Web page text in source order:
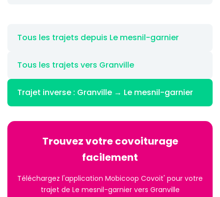
Tous les trajets depuis Le mesnil-garnier
Tous les trajets vers Granville
Trajet inverse : Granville → Le mesnil-garnier
Trouvez votre covoiturage
facilement
Téléchargez l'application Mobicoop Covoit' pour votre
trajet de Le mesnil-garnier vers Granville